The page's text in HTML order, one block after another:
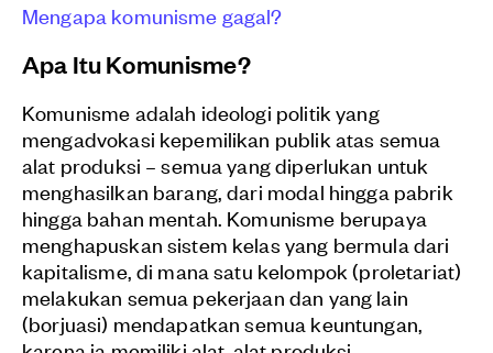
Mengapa komunisme gagal?
Apa Itu Komunisme?
Komunisme adalah ideologi politik yang
mengadvokasi kepemilikan publik atas semua
alat produksi – semua yang diperlukan untuk
menghasilkan barang, dari modal hingga pabrik
hingga bahan mentah. Komunisme berupaya
menghapuskan sistem kelas yang bermula dari
kapitalisme, di mana satu kelompok (proletariat)
melakukan semua pekerjaan dan yang lain
(borjuasi) mendapatkan semua keuntungan,